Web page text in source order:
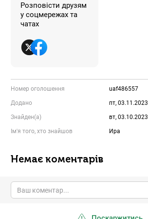
Розповісти друзям
у соцмережах та
чатах
Номер оголошення uaf486557
Додано пт, 03.11.2023
Знайден(а) вт, 03.10.2023
Ім'я того, хто знайшов Ира
Немає коментарів